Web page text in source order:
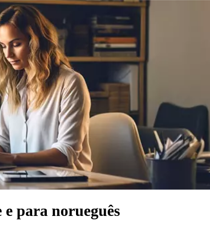
para norueguês